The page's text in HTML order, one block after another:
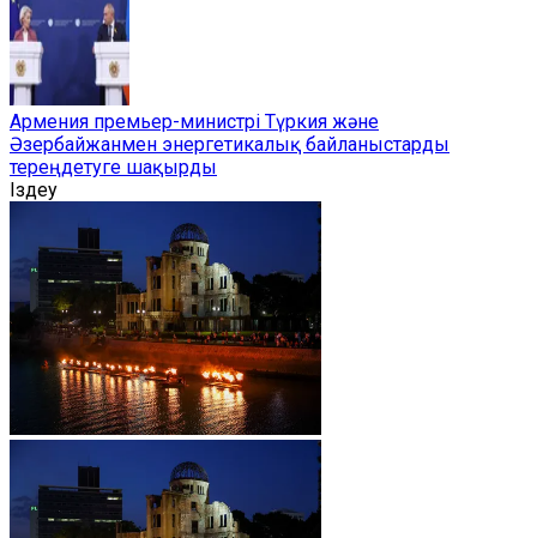
Армения премьер-министрі Түркия және
Әзербайжанмен энергетикалық байланыстарды
тереңдетуге шақырды
Іздеу